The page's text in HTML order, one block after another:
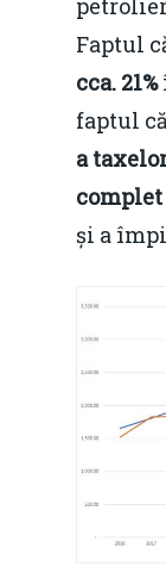
Faptul
cca. 21%
faptul
a
și a